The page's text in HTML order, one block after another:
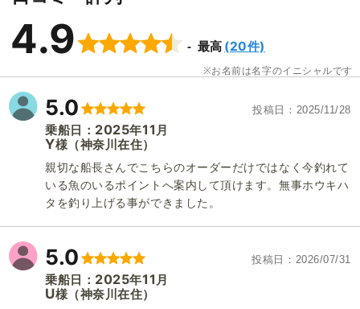
4.9 最高 (20件)
お名前は名字のイニシャルです
5.0 投稿日 2025/11/28
乗船日： 2025年11 月
Y様 （神奈川在住）
親切な船長さんでこちらのオーダーだけではなく今釣れて
いる魚のいるポイントへ案内して頂けます。無事ホウキハ
タを釣り上げる事ができました。
5.0 投稿日 2026/07/31
乗船日： 2025年11 月
U様 （神奈川在住）